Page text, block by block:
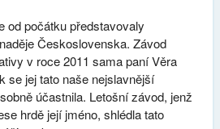
od počátku představovaly
Československa. Závod
v roce 2011 sama paní Věra
se jej tato naše nejslavnější
účastnila. Letošní závod, jenž
hrdě její jméno, shlédla tato